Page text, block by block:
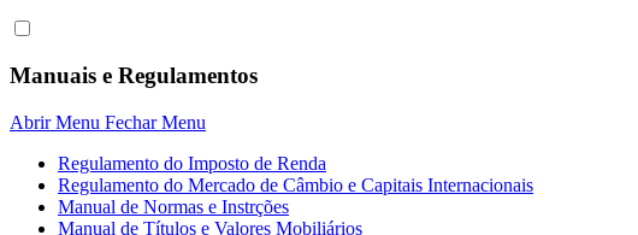
Manuais e Regulamentos
Abrir Menu Fechar Menu
Regulamento do Imposto de Renda
Regulamento do Mercado de Câmbio e Capitais Internacionais
Manual de Normas e Instrções
Manual de Títulos e Valores Mobiliários